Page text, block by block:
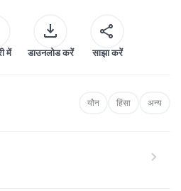
में डाउनलोड करें साझा करें
यौन हिंसा अन्य